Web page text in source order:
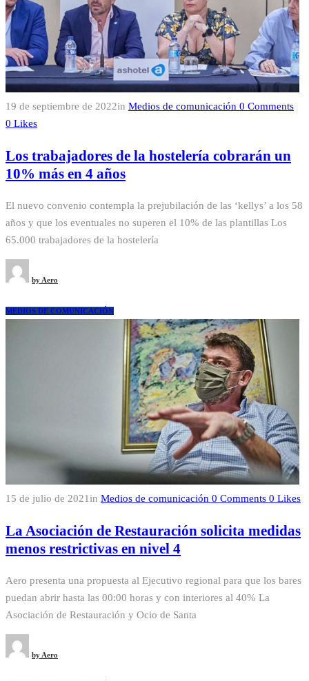
19 de septiembre de 2022in Medios de comunicación 0 Comments
0 Likes
Los trabajadores de la hostelería cobrarán un
10% más en 4 años
El nuevo convenio contempla la prejubilación de las ‘kellys’ a los 58
años y que los eventuales no superen el 10% de las plantillas Los
65.000 trabajadores de la hostelería
by Aero
MEDIOS DE COMUNICACIÓN
15 de julio de 2021 in Medios de comunicación 0 Comments 0 Likes
La Asociación de Restauración solicita medidas
menos restrictivas en nivel 4
Aero presenta una propuesta al Ejecutivo regional para que los bares
puedan abrir hasta las 00:00 horas y con interiores al 40% La
Asociación de Restauración y Ocio de Santa
by Aero